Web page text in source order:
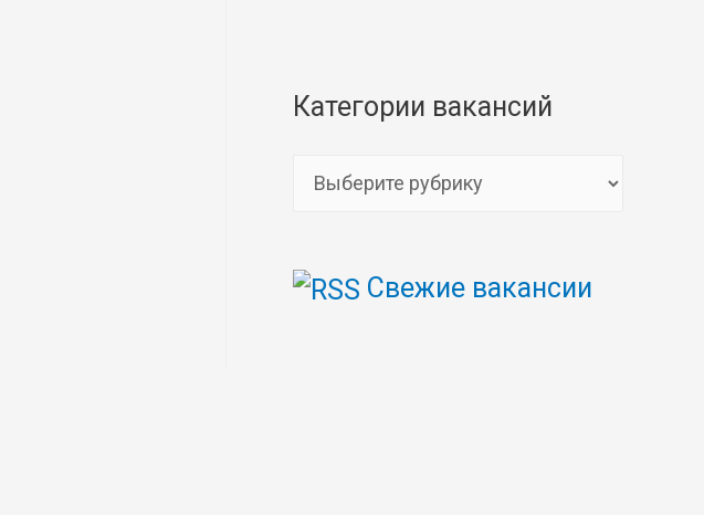
Категории вакансий
е
Свежие вакансии